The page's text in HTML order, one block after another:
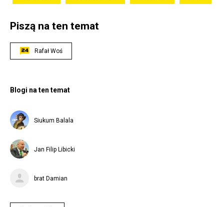
Piszą na ten temat
Rafał Woś
Blogi na ten temat
Siukum Balala
Jan Filip Libicki
brat Damian